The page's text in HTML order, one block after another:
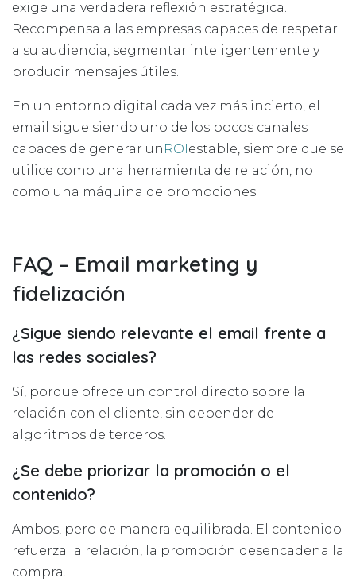
exige una verdadera reflexión estratégica.
Recompensa a las empresas capaces de respetar
a su audiencia, segmentar inteligentemente y
producir mensajes útiles.
En un entorno digital cada vez más incierto, el
email sigue siendo uno de los pocos canales
capaces de generar un ROIestable, siempre que se
utilice como una herramienta de relación, no
como una máquina de promociones.
FAQ – Email marketing y
fidelización
¿Sigue siendo relevante el email frente a
las redes sociales?
Sí, porque ofrece un control directo sobre la
relación con el cliente, sin depender de
algoritmos de terceros.
¿Se debe priorizar la promoción o el
contenido?
Ambos, pero de manera equilibrada. El contenido
refuerza la relación, la promoción desencadena la
compra.